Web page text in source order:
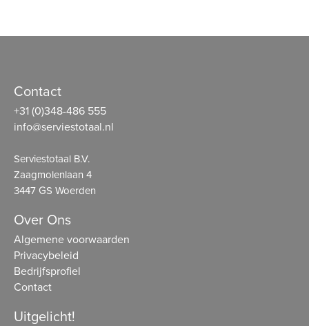
Contact
+31 (0)348-486 555
info@serviestotaal.nl
Serviestotaal B.V.
Zaagmolenlaan 4
3447 GS Woerden
Over Ons
Algemene voorwaarden
Privacybeleid
Bedrijfsprofiel
Contact
Uitgelicht!